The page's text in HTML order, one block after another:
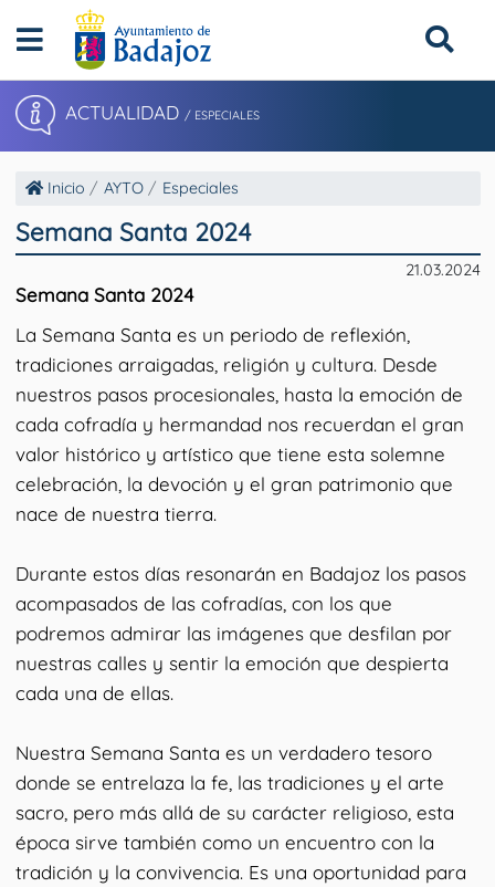
ACTUALIDAD / ESPECIALES
Inicio AYTO Especiales
Semana Santa 2024
21.03.2024
Semana Santa 2024
La Semana Santa es un periodo de reflexión,
tradiciones arraigadas, religión y cultura. Desde
nuestros pasos procesionales, hasta la emoción de
cada cofradía y hermandad nos recuerdan el gran
valor histórico y artístico que tiene esta solemne
celebración, la devoción y el gran patrimonio que
nace de nuestra tierra.
Durante estos días resonarán en Badajoz los pasos
acompasados de las cofradías, con los que
podremos admirar las imágenes que desfilan por
nuestras calles y sentir la emoción que despierta
cada una de ellas.
Nuestra Semana Santa es un verdadero tesoro
donde se entrelaza la fe, las tradiciones y el arte
sacro, pero más allá de su carácter religioso, esta
época sirve también como un encuentro con la
tradición y la convivencia. Es una oportunidad para